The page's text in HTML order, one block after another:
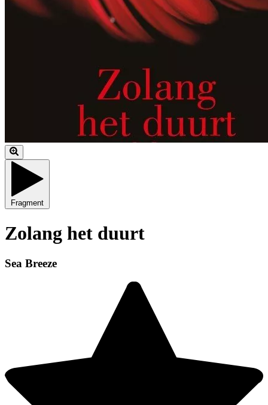
Fragment
Zolang het duurt
Sea Breeze